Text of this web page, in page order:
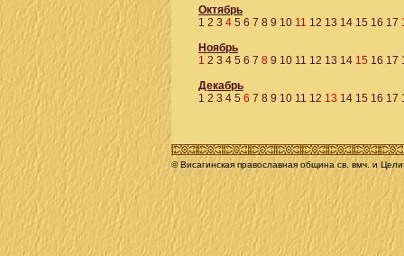
Октябрь
1 2 3 4 5 6 7 8 9 10 11 12 13 14 15 16 17
Ноябрь
1 2 3 4 5 6 7 8 9 10 11 12 13 14 15 16 17
Декабрь
1 2 3 4 5 6 7 8 9 10 11 12 13 14 15 16 17
© Висагинская православная община св. вмч. и